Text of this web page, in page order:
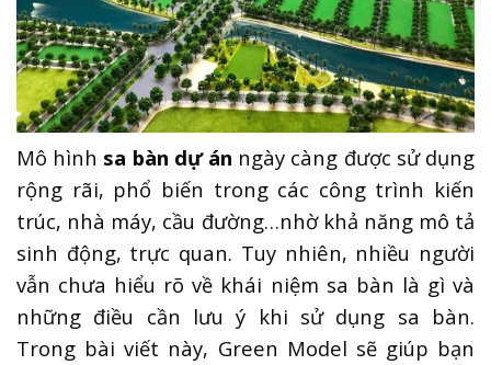
Mô hình sa bàn dự án ngày càng được sử dụng
rộng rãi, phổ biến trong các công trình kiến
trúc, nhà máy, cầu đường…nhờ khả năng mô tả
sinh động, trực quan. Tuy nhiên, nhiều người
vẫn chưa hiểu rõ về khái niệm sa bàn là gì và
những điều cần lưu ý khi sử dụng sa bàn.
Trong bài viết này, Green Model sẽ giúp bạn